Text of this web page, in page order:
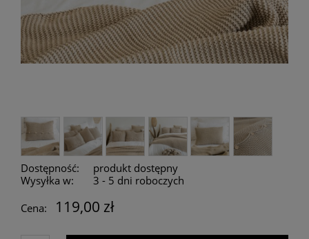
Dostępność:
produkt dostępny
Wysyłka w:
3 - 5 dni roboczych
Cena:
119,00 zł